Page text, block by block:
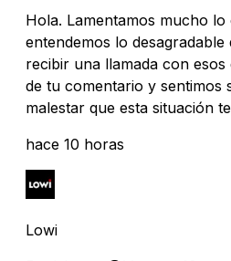
Hola. Lamentamos mucho
entendemos lo
recibir una llamada con
de tu comentario y sentimos
malestar que esta situación
hace 10 horas
Lowi